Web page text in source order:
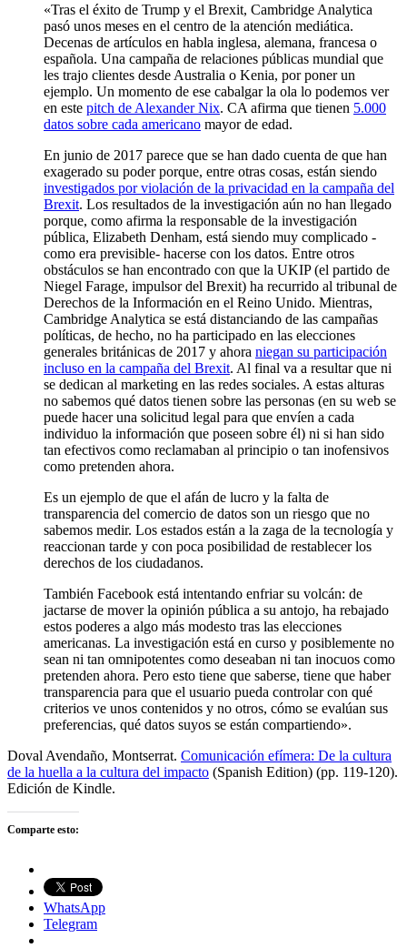
«Tras el éxito de Trump y el Brexit, Cambridge Analytica
pasó unos meses en el centro de la atención mediática.
Decenas de artículos en habla inglesa, alemana, francesa o
española. Una campaña de relaciones públicas mundial que
les trajo clientes desde Australia o Kenia, por poner un
ejemplo. Un momento de ese cabalgar la ola lo podemos ver
en este pitch de Alexander Nix. CA afirma que tienen 5.000
datos sobre cada americano mayor de edad.
En junio de 2017 parece que se han dado cuenta de que han
exagerado su poder porque, entre otras cosas, están siendo
investigados por violación de la privacidad en la campaña del
Brexit. Los resultados de la investigación aún no han llegado
porque, como afirma la responsable de la investigación
pública, Elizabeth Denham, está siendo muy complicado -
como era previsible- hacerse con los datos. Entre otros
obstáculos se han encontrado con que la UKIP (el partido de
Niegel Farage, impulsor del Brexit) ha recurrido al tribunal de
Derechos de la Información en el Reino Unido. Mientras,
Cambridge Analytica se está distanciando de las campañas
políticas, de hecho, no ha participado en las elecciones
generales británicas de 2017 y ahora niegan su participación
incluso en la campaña del Brexit. Al final va a resultar que ni
se dedican al marketing en las redes sociales. A estas alturas
no sabemos qué datos tienen sobre las personas (en su web se
puede hacer una solicitud legal para que envíen a cada
individuo la información que poseen sobre él) ni si han sido
tan efectivos como reclamaban al principio o tan inofensivos
como pretenden ahora.
Es un ejemplo de que el afán de lucro y la falta de
transparencia del comercio de datos son un riesgo que no
sabemos medir. Los estados están a la zaga de la tecnología y
reaccionan tarde y con poca posibilidad de restablecer los
derechos de los ciudadanos.
También Facebook está intentando enfriar su volcán: de
jactarse de mover la opinión pública a su antojo, ha rebajado
estos poderes a algo más modesto tras las elecciones
americanas. La investigación está en curso y posiblemente no
sean ni tan omnipotentes como deseaban ni tan inocuos como
pretenden ahora. Pero esto tiene que saberse, tiene que haber
transparencia para que el usuario pueda controlar con qué
criterios ve unos contenidos y no otros, cómo se evalúan sus
preferencias, qué datos suyos se están compartiendo».
Doval Avendaño, Montserrat. Comunicación efímera: De la cultura
de la huella a la cultura del impacto (Spanish Edition) (pp. 119-120).
Edición de Kindle.
Comparte esto:
WhatsApp
Telegram